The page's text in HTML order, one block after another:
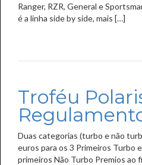
Ranger, RZR, General e
é a linha side by side, mais […]
Troféu
Duas categorias (turbo e não
euros para os 3 Primeiros Turbo
primeiros Não Turbo Premios ao